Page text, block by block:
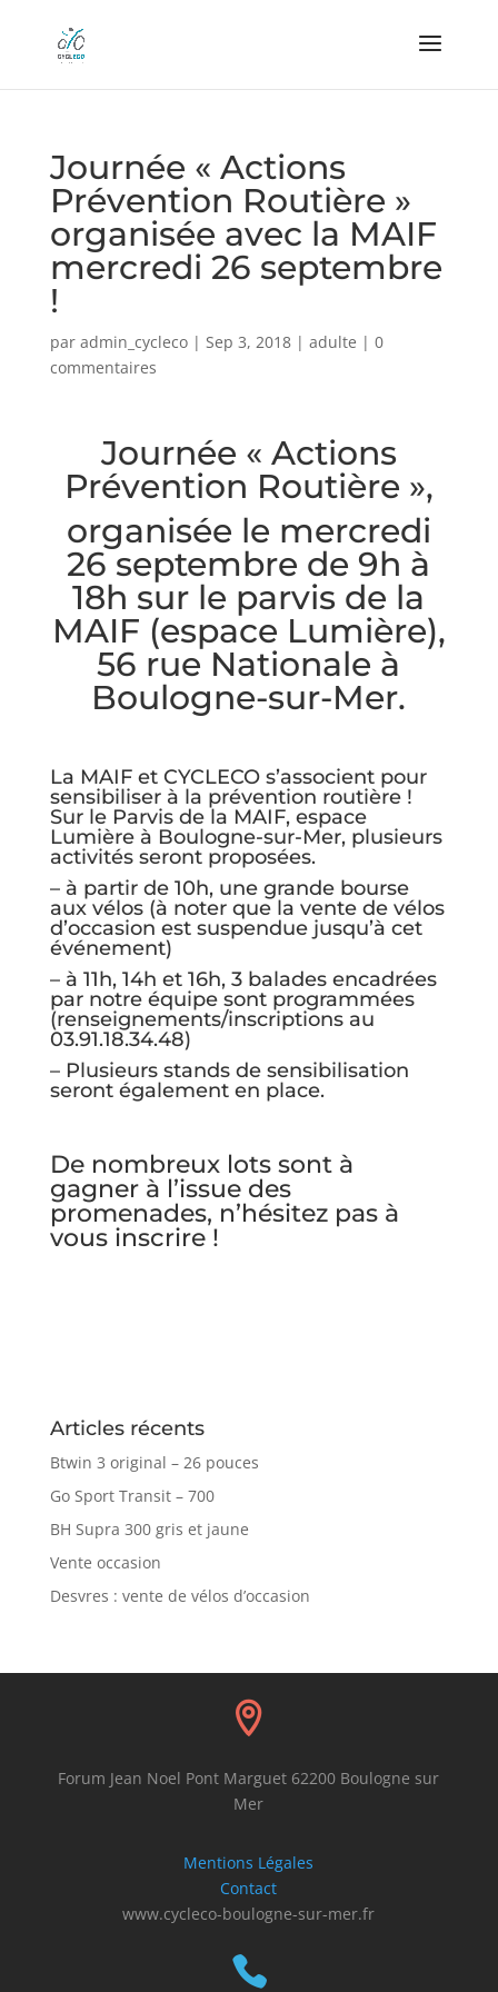
Journée « Actions
Prévention Routière »
organisée avec la MAIF
mercredi 26 septembre
!
par admin_cycleco| Sep 3, 2018| adulte | 0
commentaires
Journée « Actions
Prévention Routière »,
organisée le mercredi
26 septembre de 9h à
18h sur le parvis de la
MAIF (espace Lumière),
56 rue Nationale à
Boulogne-sur-Mer.
La MAIF et CYCLECO s’associent pour
sensibiliser à la prévention routière !
Sur le Parvis de la MAIF, espace
Lumière à Boulogne-sur-Mer, plusieurs
activités seront proposées.
– à partir de 10h, une grande bourse
aux vélos (à noter que la vente de vélos
d’occasion est suspendue jusqu’à cet
événement)
– à 11h, 14h et 16h, 3 balades encadrées
par notre équipe sont programmées
(renseignements/inscriptions au
03.91.18.34.48)
– Plusieurs stands de sensibilisation
seront également en place.
De nombreux lots sont à
gagner à l’issue des
promenades, n’hésitez pas à
vous inscrire !
Articles récents
Btwin 3 original – 26 pouces
Go Sport Transit – 700
BH Supra 300 gris et jaune
Vente occasion
Desvres : vente de vélos d’occasion

Forum Jean Noel Pont Marguet 62200 Boulogne sur
Mer
Mentions Légales
Contact
www.cycleco-boulogne-sur-mer.fr
